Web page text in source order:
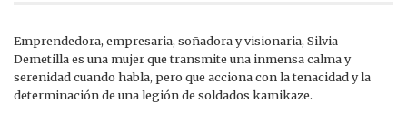
Emprendedora, empresaria, soñadora y visionaria, Silvia
Demetilla es una mujer que transmite una inmensa calma y
serenidad cuando habla, pero que acciona con la tenacidad y la
determinación de una legión de soldados kamikaze.